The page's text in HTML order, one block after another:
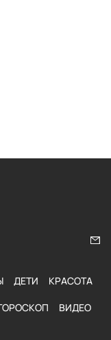
ДЕТИ КРАСОТА
ВИДЕО